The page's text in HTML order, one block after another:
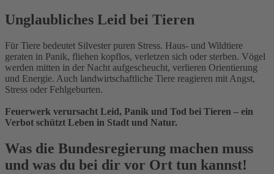
Unglaubliches Leid bei Tieren
Für Tiere bedeutet Silvester puren Stress. Haus- und Wildtiere
geraten in Panik, fliehen kopflos, verletzen sich oder sterben. Vögel
werden mitten in der Nacht aufgescheucht, verlieren Orientierung
und Energie. Auch landwirtschaftliche Tiere reagieren mit Angst,
Stress oder Fehlgeburten.
Feuerwerk verursacht Leid, Panik und Tod bei Tieren – ein
Verbot schützt Leben in Stadt und Natur.
Was die Bundesregierung machen muss
und was du bei dir vor Ort tun kannst!